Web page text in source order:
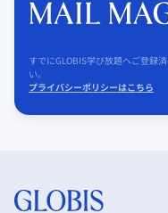
すでにGLOBIS学び放題へご登録
い。
プライバシーポリシーはこちら